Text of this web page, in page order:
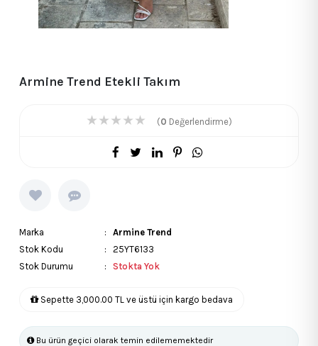
Armine Trend Etekli Takım
★★★★★ (0 Değerlendirme)
Marka :Armine Trend
Stok Kodu
: 25YT6133
Stok Durumu
:Stokta Yok
Sepette 3,000.00 TL ve üstü için kargo bedava
Bu ürün geçici olarak temin edilememektedir